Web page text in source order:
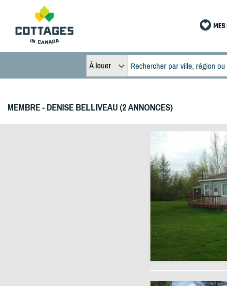
À louer
MEMBRE - DENISE BELLIVEAU (2 ANNONCES)